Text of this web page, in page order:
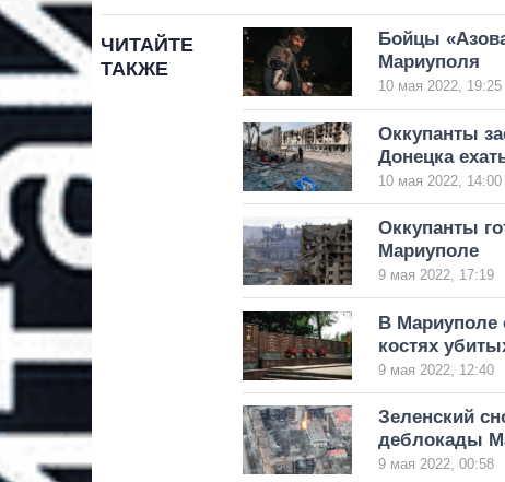
ЧИТАЙТЕ
ТАКЖЕ
Бойцы
Мариуполя
10 мая 2022, 19:25
Оккупанты
Донецка
10 мая 2022, 14:00
Оккупанты
Мариуполе
9 мая 2022, 17:19
В Мариуполе
костях
9 мая 2022, 12:40
Зеленский
деблокады
9 мая 2022, 00:58